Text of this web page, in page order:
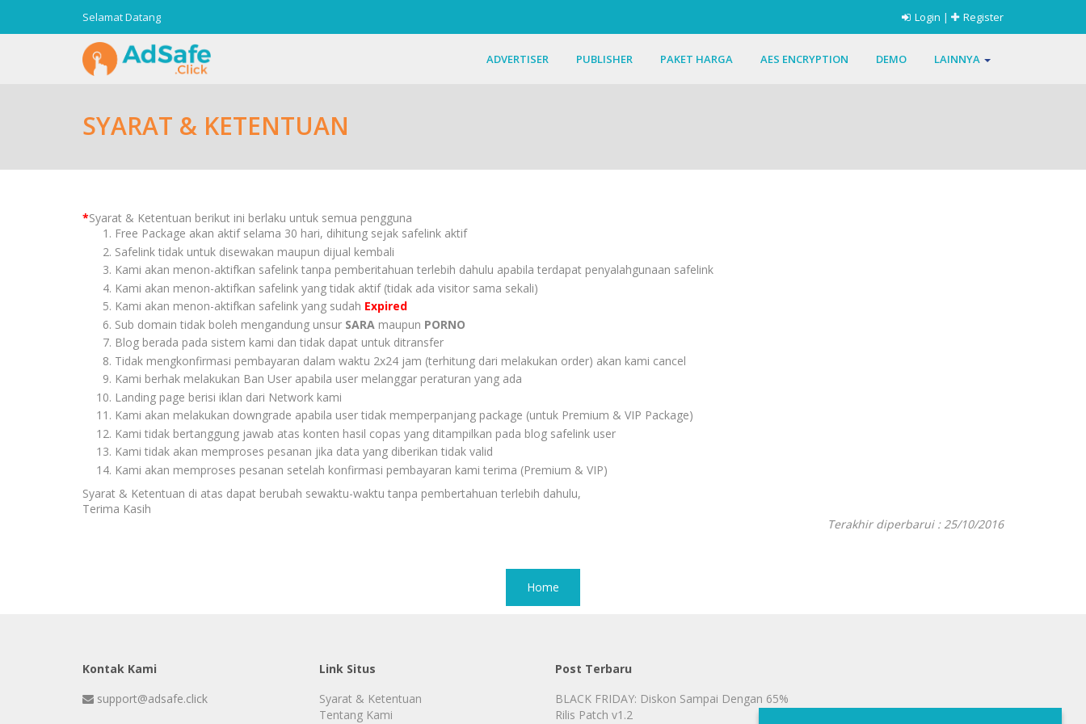
Selamat Datang Login | Register
ADVERTISER PUBLISHER PAKET HARGA AES ENCRYPTION DEMO LAINNYA
SYARAT & KETENTUAN
*Syarat & Ketentuan berikut ini berlaku untuk semua pengguna
Free Package akan aktif selama 30 hari, dihitung sejak safelink aktif
Safelink tidak untuk disewakan maupun dijual kembali
Kami akan menon-aktifkan safelink tanpa pemberitahuan terlebih dahulu apabila terdapat penyalahgunaan safelink
Kami akan menon-aktifkan safelink yang tidak aktif (tidak ada visitor sama sekali)
Kami akan menon-aktifkan safelink yang sudah Expired
Sub domain tidak boleh mengandung unsur SARA maupun PORNO
Blog berada pada sistem kami dan tidak dapat untuk ditransfer
Tidak mengkonfirmasi pembayaran dalam waktu 2x24 jam (terhitung dari melakukan order) akan kami cancel
Kami berhak melakukan Ban User apabila user melanggar peraturan yang ada
Landing page berisi iklan dari Network kami
Kami akan melakukan downgrade apabila user tidak memperpanjang package (untuk Premium & VIP Package)
Kami tidak bertanggung jawab atas konten hasil copas yang ditampilkan pada blog safelink user
Kami tidak akan memproses pesanan jika data yang diberikan tidak valid
Kami akan memproses pesanan setelah konfirmasi pembayaran kami terima (Premium & VIP)
Syarat & Ketentuan di atas dapat berubah sewaktu-waktu tanpa pembertahuan terlebih dahulu,
Terima Kasih
Terakhir diperbarui : 25/10/2016
Home
Kontak Kami
support@adsafe.click
Link Situs
Syarat & Ketentuan
Tentang Kami
Post Terbaru
BLACK FRIDAY: Diskon Sampai Dengan 65%
Rilis Patch v1.2